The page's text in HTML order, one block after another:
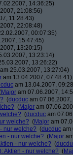
14:36:25)
21:08:56)
11:28:43)
22:08:48)
00:07:35)
15:47:45)
13:20:15)
13:23:14)
13:26:22)
am 25.03.2007, 13:27:04)
am 13.04.2007, 07:48:41)
am 13.04.2007,
Major am 07.06.2007,
(ducduc am
(Major am
(ducduc am
welche? (Major am
nur welche? (ducduc am
- nur welche? (Major
- nur welche? (
Aktien - nur welche? (